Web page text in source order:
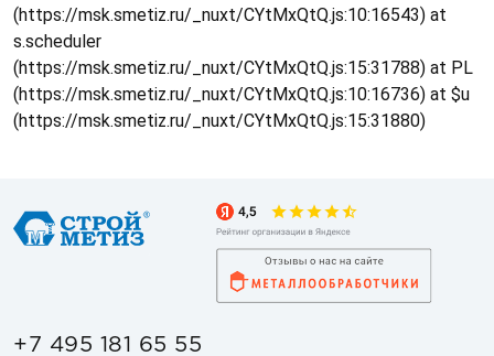
(https://msk.smetiz.ru/_nuxt/CYtMxQtQ.js:10:16543) at
s.scheduler
(https://msk.smetiz.ru/_nuxt/CYtMxQtQ.js:15:31788) at PL
(https://msk.smetiz.ru/_nuxt/CYtMxQtQ.js:10:16736) at $u
(https://msk.smetiz.ru/_nuxt/CYtMxQtQ.js:15:31880)
+7 495 181 65 55